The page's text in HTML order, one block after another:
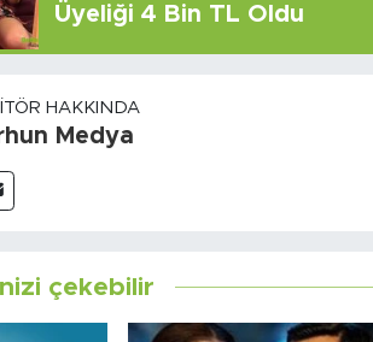
Üyeliği 4 Bin TL Oldu
HAKKINDA
Medya
çekebilir